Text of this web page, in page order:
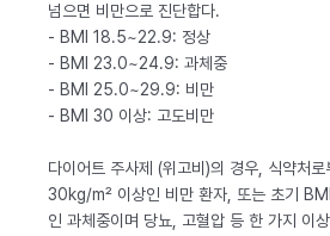
넘으면 비만으로 진단합다.
- BMI 18.5~22.9: 정상
- BMI 23.0~24.9: 과체중
- BMI 25.0~29.9: 비만
- BMI 30 이상: 고도비만
다이어트 주사제 (위고비)의 경우, 식약처
30kg/m² 이상인 비만 환자, 또는 초기
인 과체중이며 당뇨, 고혈압 등 한 가지 이